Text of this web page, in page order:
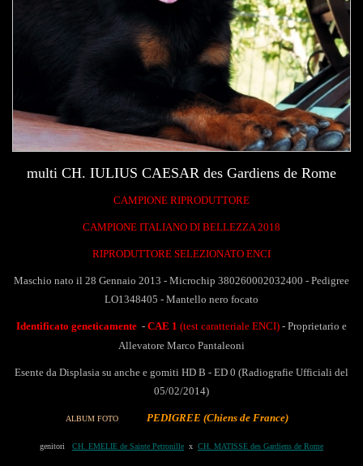
multi CH. IULIUS CAESAR des Gardiens de Rome
CAMPIONE RIPRODUTTORE
CAMPIONE ITALIANO DI BELLEZZA 2018
RIPRODUTTORE SELEZIONATO ENCI
Maschio nato il 28 Gennaio 2013 - Microchip 380260002032400 - Pedigree
LO1348405 - Mantello nero focato
Identificato geneticamente - CAE 1 (test caratteriale ENCI) - Proprietario e
Allevatore Marco Pantaleoni
Esente da Displasia su anche e gomiti HD B - ED 0 (Radiografie Ufficiali del
05/02/2014)
ALBUM FOTO PEDIGREE (Chiens de France)
genitori CH. EMELIE de Sainte Petronille x CH. MATISSE des Gardiens de Rome